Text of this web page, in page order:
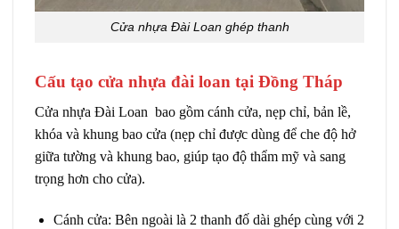
Cửa nhựa Đài Loan ghép thanh
Cấu tạo cửa nhựa đài loan tại Đồng Tháp
Cửa nhựa Đài Loan bao gồm cánh cửa, nẹp chỉ, bản lề,
khóa và khung bao cửa (nẹp chỉ được dùng để che độ hở
giữa tường và khung bao, giúp tạo độ thẩm mỹ và sang
trọng hơn cho cửa).
Cánh cửa: Bên ngoài là 2 thanh đố dài ghép cùng với 2